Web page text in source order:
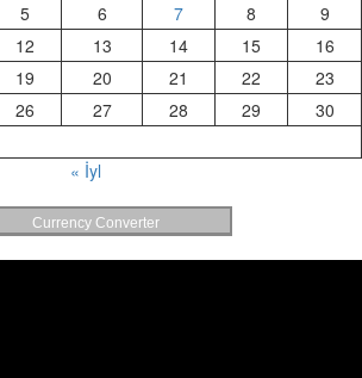
5 6 7 8
9
12 13 14 15
16
19 20 21 22
23
26 27 28 29
30
« İyl
Currency Converter